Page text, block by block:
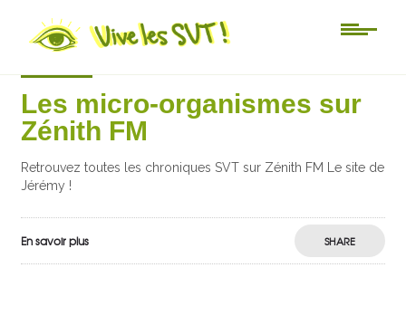
Les micro-organismes sur
Zénith FM
Retrouvez toutes les chroniques SVT sur Zénith FM Le site de
Jérémy !
En savoir plus SHARE